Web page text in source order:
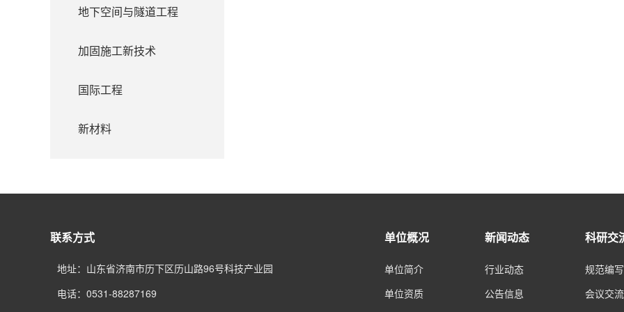
地下空间与隧道工程
加固施工新技术
国际工程
新材料
联系方式
地址：山东省济南市历下区历山路96号科技产业园
电话：0531-88287169
单位概况
单位简介
单位资质
新闻动态
行业动态
公告信息
科研交
规范编写
会议交流